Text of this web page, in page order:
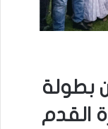
بطولة
القدم